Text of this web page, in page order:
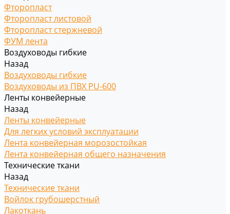
Фторопласт
Фторопласт листовой
Фторопласт стержневой
ФУМ лента
Воздуховоды гибкие
Назад
Воздуховоды гибкие
Воздуховоды из ПВХ PU-600
Ленты конвейерные
Назад
Ленты конвейерные
Для легких условий эксплуатации
Лента конвейерная морозостойкая
Лента конвейерная общего назначения
Технические ткани
Назад
Технические ткани
Войлок грубошерстный
Лакоткань